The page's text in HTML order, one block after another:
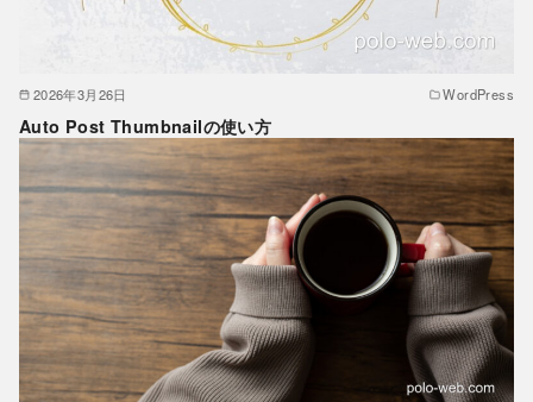
2026年3月26日 WordPress
Auto Post Thumbnailの使い方